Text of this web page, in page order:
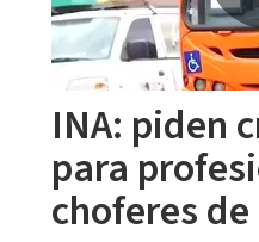
INA: piden
para
choferes